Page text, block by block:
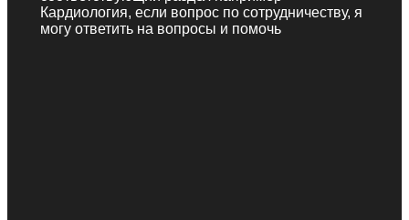
Кардиология, если вопрос по сотрудничеству, я
могу ответить на вопросы и помочь